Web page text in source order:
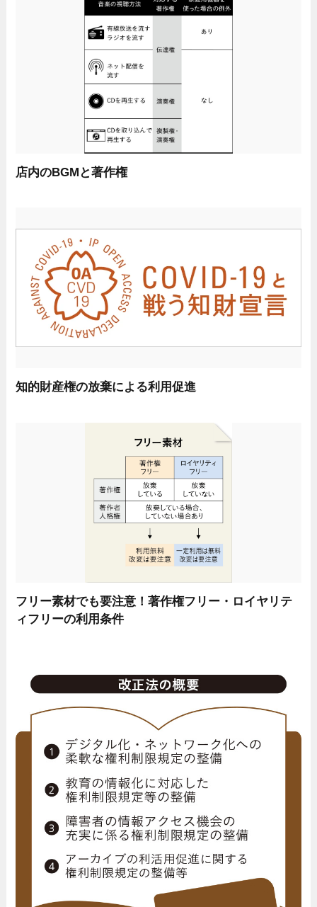
店内のBGMと著作権
知的財産権の放棄による利用促進
フリー素材でも要注意！著作権フリー・ロイヤリテ
ィフリーの利用条件